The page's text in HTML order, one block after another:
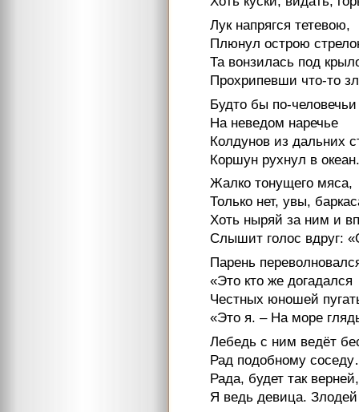
Лук напрягся тетевою,
Плюнул острою
Та вонзилась под
Прохрипевши что-то
Будто бы по-человечьи
На неведом наречье
Колдунов из дальних
Коршун рухнул в океан.
Жалко тонущего мяса,
Только нет, увы,
Хоть ныряй за ним и
Слышит голос вдруг:
Парень
«Это кто же догадался
Честных юношей
«Это я. – На море
Лебедь с ним ведёт
Рад подобному
Рада, будет так верней,
Я ведь девица. Злодей